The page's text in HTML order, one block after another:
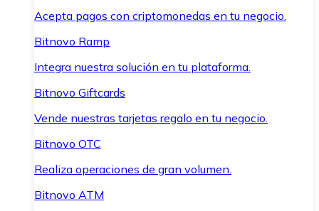
Acepta pagos con criptomonedas en tu negocio.
Bitnovo Ramp
Integra nuestra solución en tu plataforma.
Bitnovo Giftcards
Vende nuestras tarjetas regalo en tu negocio.
Bitnovo OTC
Realiza operaciones de gran volumen.
Bitnovo ATM